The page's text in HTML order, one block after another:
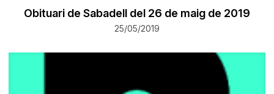
Obituari de Sabadell del 26 de maig de 2019
25/05/2019